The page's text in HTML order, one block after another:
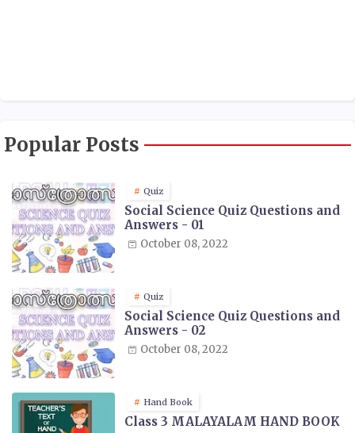
Popular Posts
Quiz
Social Science Quiz Questions and
Answers - 01
October 08, 2022
Quiz
Social Science Quiz Questions and
Answers - 02
October 08, 2022
Hand Book
Class 3 MALAYALAM HAND BOOK